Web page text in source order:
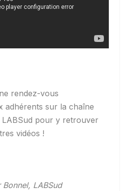
rendez-vous
adhérents sur la chaîne
pour y retrouver
vidéos !
LABSud